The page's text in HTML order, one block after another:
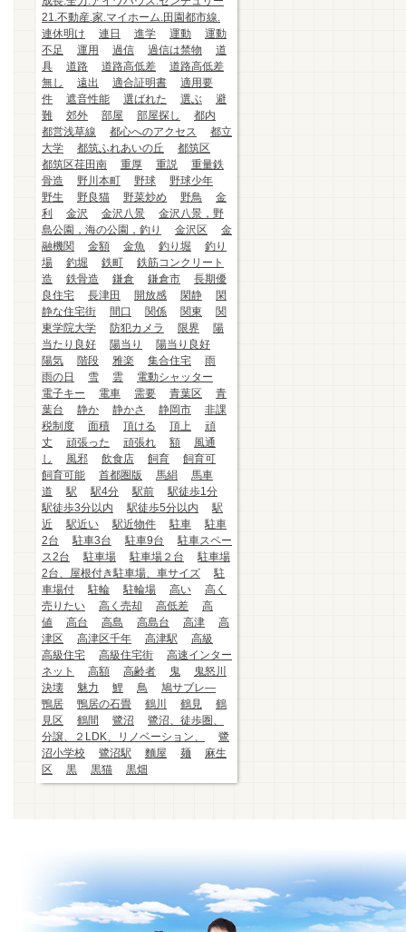
21.不動産.家.マイホーム.田園都市線.
連休明け
連日 進学 運動
運動
不足
運用 過信 過信は禁物
道
具
道路 道路高低差
道路高低差
無し
遠出 適合証明書
適用要
件
遮音性能 選ばれた 選ぶ
避
難
郊外 部屋 部屋探し
都内
都営浅草線
都心へのアクセス
都立
大学
都筑ふれあいの丘
都筑区
都筑区荏田南
重厚 重説
重量鉄
骨造
野川本町 野球
野球少年
野生
野良猫 野菜炒め 野鳥
金
利
金沢 金沢八景
金沢八景，野
島公園，海の公園，釣り
金沢区
金
融機関
金額 金魚 釣り堀
釣り
場
釣堀 鉄町
鉄筋コンクリート
造
鉄骨造 鎌倉 鎌倉市
長期優
良住宅
長津田 開放感 閑静
閑
静な住宅街
間口 関係 関東
関
東学院大学
防犯カメラ 限界
陽
当たり良好
陽当り
陽当り良好
陽気
階段 雅楽 集合住宅
雨
雨の日
雪 雲
電動シャッター
電子キー
電車 需要 青葉区
青
葉台
静か 静かさ 静岡市
非課
税制度
面積 頂ける 頂上
頑
丈
頑張った 頑張れ 額
風通
し
風邪 飲食店 飼育
飼育可
飼育可能
首都圏版 馬絹
馬車
道
駅 駅4分 駅前
駅徒歩1分
駅徒歩3分以内
駅徒歩5分以内
駅
近
駅近い 駅近物件 駐車
駐車
2台
駐車3台 駐車9台
駐車スペー
ス2台
駐車場 駐車場２台
駐車場
2台、屋根付き駐車場、車サイズ
駐
車場付
駐輪 駐輪場 高い
高く
売りたい
高く売却 高低差
高
値
高台 高島 高島台 高津
高
津区
高津区千年 高津駅
高級
高級住宅
高級住宅街
高速インター
ネット
高額 高齢者 鬼
鬼怒川
決壊
魅力 鯉 鳥
鳩サブレ―
鴨居
鴨居の石畳 鶴川 鶴見
鶴
見区
鶴間 鷺沼
鷺沼、徒歩圏、
分譲、２LDK、リノベーション、
鷺
沼小学校
鷺沼駅 麵屋 麺
麻生
区
黒 黒猫 黒畑